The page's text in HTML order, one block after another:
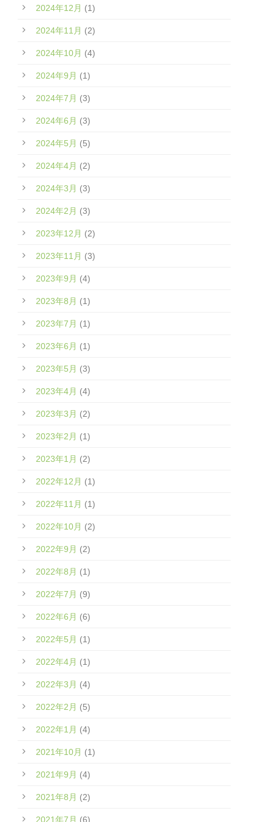
2024年12月 (1)
2024年11月 (2)
2024年10月 (4)
2024年9月 (1)
2024年7月 (3)
2024年6月 (3)
2024年5月 (5)
2024年4月 (2)
2024年3月 (3)
2024年2月 (3)
2023年12月 (2)
2023年11月 (3)
2023年9月 (4)
2023年8月 (1)
2023年7月 (1)
2023年6月 (1)
2023年5月 (3)
2023年4月 (4)
2023年3月 (2)
2023年2月 (1)
2023年1月 (2)
2022年12月 (1)
2022年11月 (1)
2022年10月 (2)
2022年9月 (2)
2022年8月 (1)
2022年7月 (9)
2022年6月 (6)
2022年5月 (1)
2022年4月 (1)
2022年3月 (4)
2022年2月 (5)
2022年1月 (4)
2021年10月 (1)
2021年9月 (4)
2021年8月 (2)
2021年7月 (6)